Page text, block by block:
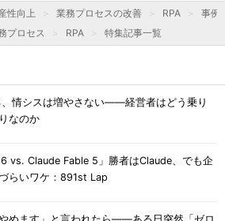
性向上 業務プロセスの改善 RPA
事例
プロセス RPA 特集記事一覧
、情シスは増やさない――経営者はどう乗り
なのか
vs. Claude Fable 5」勝者はClaude、でも企
らいワケ：891st Lap